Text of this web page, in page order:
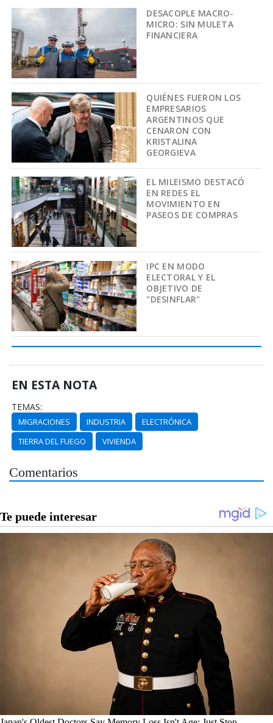
DESACOPLE MACRO-
MICRO: SIN MULETA
FINANCIERA
QUIÉNES FUERON LOS
EMPRESARIOS
ARGENTINOS QUE
CENARON CON
KRISTALINA
GEORGIEVA
EL MILEISMO DESTACÓ
EN REDES EL
MOVIMIENTO EN
PASEOS DE COMPRAS
IPC EN MODO
ELECTORAL Y EL
OBJETIVO DE
"DESINFLAR"
EN ESTA NOTA
TEMAS:
MIGRACIONES INDUSTRIA
ELECTRÓNICA
TIERRA DEL FUEGO
VIVIENDA
Comentarios